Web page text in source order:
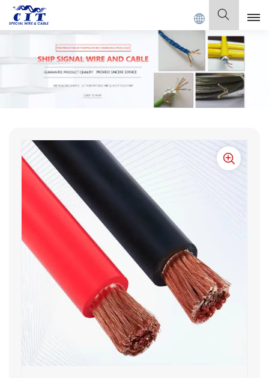
CABLE Co., Ltd. Español
English
Français
Polski
Español